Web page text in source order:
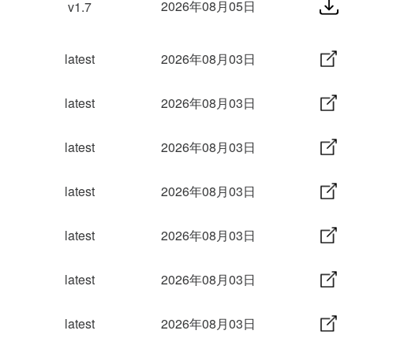
v1.7 2026年08月05日
latest 2026年08月03日
latest 2026年08月03日
latest 2026年08月03日
latest 2026年08月03日
latest 2026年08月03日
latest 2026年08月03日
latest 2026年08月03日